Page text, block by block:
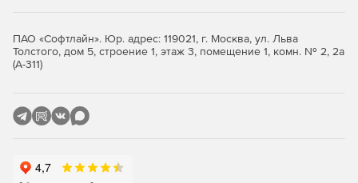
ПАО «Софтлайн». Юр. адрес: 119021, г. Москва, ул. Льва
Толстого, дом 5, строение 1, этаж 3, помещение 1, комн. № 2, 2а
(А-311)